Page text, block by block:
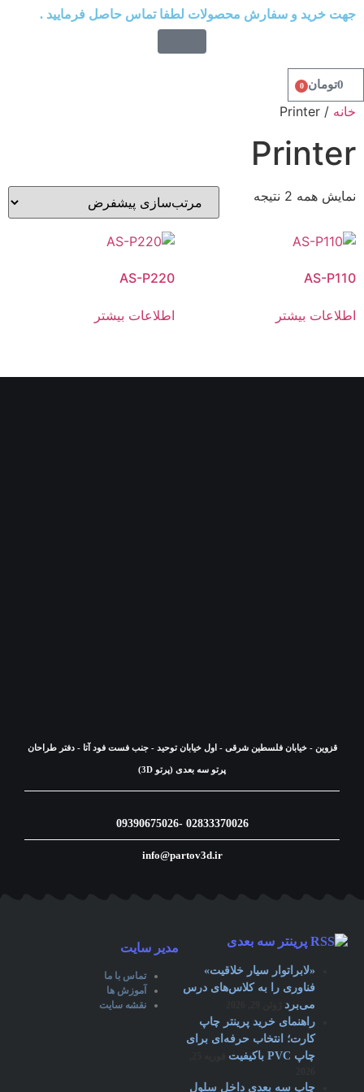
جهت خرید و سفارش محصولات لطفا تماس حاصل فرمایید .
0تومان 0
خانه / Printer
Printer
نمایش همه 2 نتیجه
AS-P110
اطلاعات بیشتر
AS-P220
اطلاعات بیشتر
قزوین - خیابان فلسطین شرقی - اول خیابان توحید - جنب فست فود آتا - دفتر طراحان
پرتو سه بعدی (پرتو 3D)
02833370026 -09390675026
info@partov3d.ir
پرینتر سه بعدی
«لابراتوار سیار خلاقیت»
فناوری را به کلاس‌های درس
می‌برد
راهنمای خرید پرینتر چاپ
کارت؛ انتخاب حرفه‎‌ای برای
چاپ PVC باکیفیت
چاپ سه بعدی داخل سلول
مدیر سایت
تماس با ما
آموزش ها
نقشه سایت